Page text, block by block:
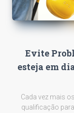
Evite
esteja em
Cada vez mais
qualificação